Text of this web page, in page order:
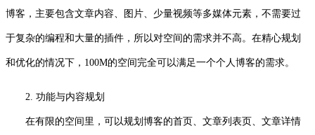
博客，主要包含文章内容、图片、少量视频等多媒体元素，不需要过
于复杂的编程和大量的插件，所以对空间的需求并不高。在精心规划
和优化的情况下，100M的空间完全可以满足一个个人博客的需求。
2. 功能与内容规划
在有限的空间里，可以规划博客的首页、文章列表页、文章详情